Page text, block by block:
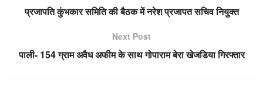
प्रजापति कुंभकार समिति की बैठक में नरेश प्रजापत सचिव नियुक्त
Next Post
पाली- 154 ग्राम अवैध अफीम के साथ गोपाराम बेरा खेजडिया गिरफ्तार